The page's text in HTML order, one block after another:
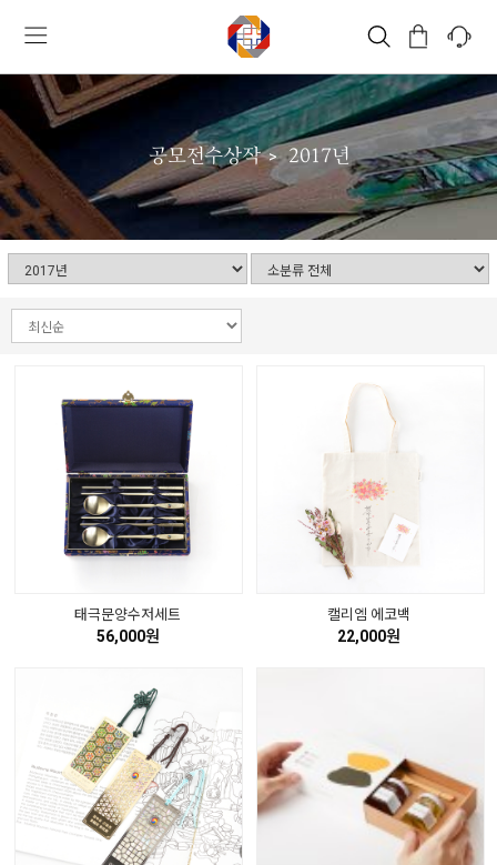
공모전수상작 2017년
태극문양수저세트
56,000원
캘리엠 에코백
22,000원